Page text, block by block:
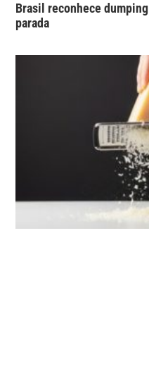
Brasil reconhece
parada